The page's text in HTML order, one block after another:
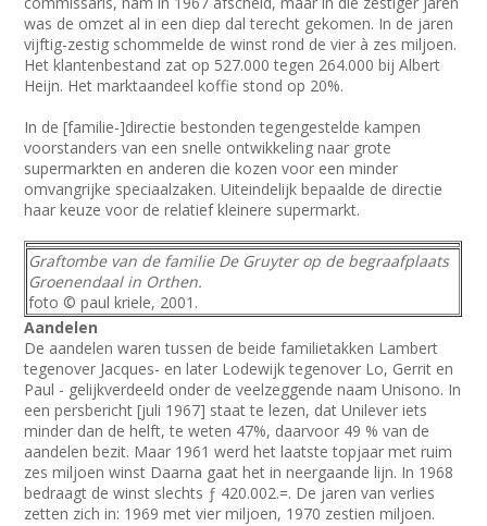
was de omzet al in een diep dal terecht gekomen. In de jaren
vijftig-zestig schommelde de winst rond de vier à zes miljoen.
Het klantenbestand zat op 527.000 tegen 264.000 bij Albert
Heijn. Het marktaandeel koffie stond op 20%.
In de [familie-]directie bestonden tegengestelde kampen
voorstanders van een snelle ontwikkeling naar grote
supermarkten en anderen die kozen voor een minder
omvangrijke speciaalzaken. Uiteindelijk bepaalde de directie
haar keuze voor de relatief kleinere supermarkt.
Graftombe van de familie De Gruyter op de begraafplaats
Groenendaal in Orthen.
foto © paul kriele, 2001.
Aandelen
De aandelen waren tussen de beide familietakken Lambert
tegenover Jacques- en later Lodewijk tegenover Lo, Gerrit en
Paul - gelijkverdeeld onder de veelzeggende naam Unisono. In
een persbericht [juli 1967] staat te lezen, dat Unilever iets
minder dan de helft, te weten 47%, daarvoor 49 % van de
aandelen bezit. Maar 1961 werd het laatste topjaar met ruim
zes miljoen winst Daarna gaat het in neergaande lijn. In 1968
bedraagt de winst slechts ƒ 420.002.=. De jaren van verlies
zetten zich in: 1969 met vier miljoen, 1970 zestien miljoen.